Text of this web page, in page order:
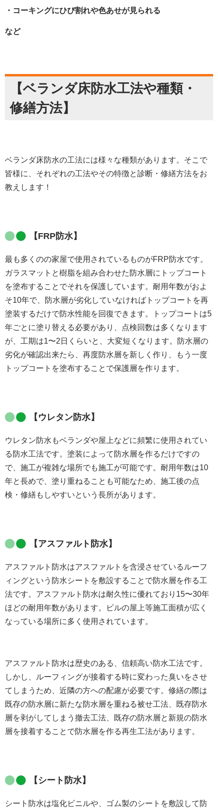
・コーキングにひび割れや色あせが見られる
など
【ベランダ床防水工法や種類・
修繕方法】
ベランダ床防水の工法には様々な種類があります。そこで
皆様に、それぞれの工法やその特徴と診断・修繕方法をお
教えします！
【FRP防水】
最も多くのの家屋で使用されているものがFRP防水です。
ガラスマットと樹脂を組み合わせた防水層にトップコート
を塗布することでそれを保護しています。耐用年数がおよ
そ10年で、防水層が劣化していなければトップコートを再
塗装するだけで防水性能を回復できます。トップコートは5
年ごとに塗り替える必要があり、点検回数は多くなります
が、工期は1〜2日くらいと、大変短くなります。防水層の
劣化が確認出来たら、再度防水層を新しく作り、もう一度
トップコートを塗布することで保護層を作ります。
【ウレタン防水】
ウレタン防水もベランダや屋上などに頻繁に使用されてい
る防水工法です。塗装によって防水層を作るだけですの
で、施工が複雑な場所でも施工が可能です。耐用年数は10
年と長めで、塗り重ねることも可能なため、施工後の点
検・修繕もしやすいという長所があります。
【アスファルト防水】
アスファルト防水はアスファルトを含浸させているルーフ
ィングという防水シートを敷設することで防水層を作る工
法です。アスファルト防水は耐久性に優れており15〜30年
ほどの耐用年数があります。ビルの屋上等施工面積が広く
なっている場所に多く使用されています。
アスファルト防水は歴史のある、信頼高い防水工法です。
しかし、ルーフィングが接着する時に変わった臭いをさせ
てしまうため、近隣の方への配慮が必要です。修繕の際は
既存の防水層に新たな防水層を重ねる被せ工法、既存防水
層を剥がしてしまう撤去工法、既存の防水層と新規の防水
層を接着することで防水層を作る再生工法があります。
【シート防水】
シート防水は塩化ビニルや、ゴム製のシートを敷設して防